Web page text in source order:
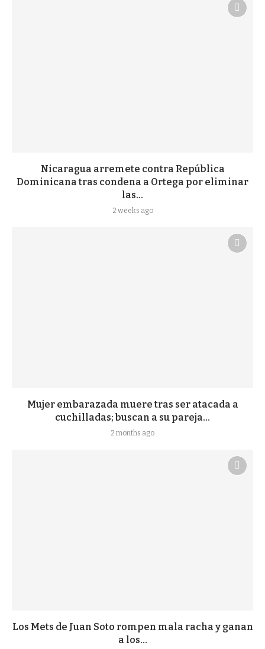
Nicaragua arremete contra República
Dominicana tras condena a Ortega por eliminar
las...
2 weeks ago
Mujer embarazada muere tras ser atacada a
cuchilladas; buscan a su pareja...
2 months ago
Los Mets de Juan Soto rompen mala racha y ganan
a los...